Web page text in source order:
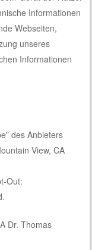
Informationen
Webseiten,
unseres
Informationen
des Anbieters
View, CA
Out:
.
Dr. Thomas